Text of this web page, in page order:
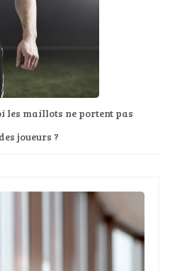
les maillots ne portent pas
joueurs ?